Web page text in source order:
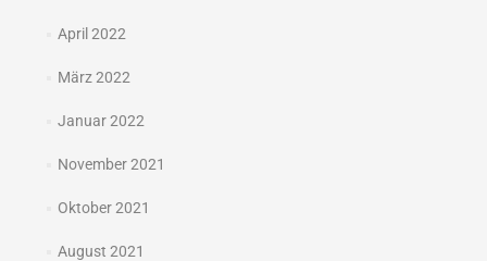
April 2022
März 2022
Januar 2022
November 2021
Oktober 2021
August 2021